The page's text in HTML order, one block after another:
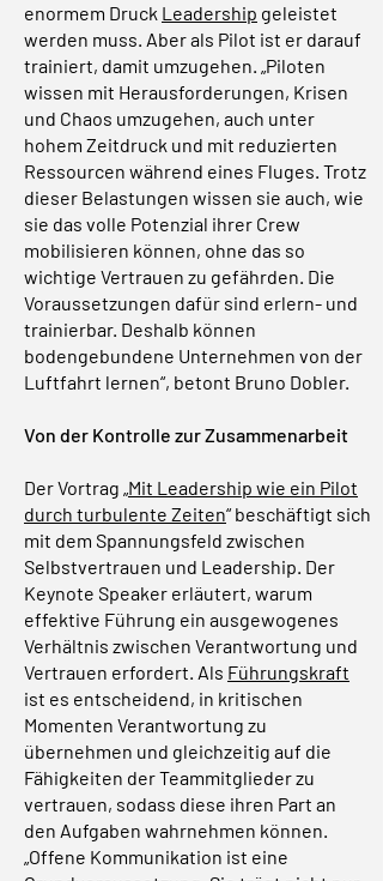
enormem Druck Leadership geleistet
werden muss. Aber als Pilot ist er darauf
trainiert, damit umzugehen. „Piloten
wissen mit Herausforderungen, Krisen
und Chaos umzugehen, auch unter
hohem Zeitdruck und mit reduzierten
Ressourcen während eines Fluges. Trotz
dieser Belastungen wissen sie auch, wie
sie das volle Potenzial ihrer Crew
mobilisieren können, ohne das so
wichtige Vertrauen zu gefährden. Die
Voraussetzungen dafür sind erlern- und
trainierbar. Deshalb können
bodengebundene Unternehmen von der
Luftfahrt lernen“, betont Bruno Dobler.
Von der Kontrolle zur Zusammenarbeit
Der Vortrag „Mit Leadership wie ein Pilot
durch turbulente Zeiten“ beschäftigt sich
mit dem Spannungsfeld zwischen
Selbstvertrauen und Leadership. Der
Keynote Speaker erläutert, warum
effektive Führung ein ausgewogenes
Verhältnis zwischen Verantwortung und
Vertrauen erfordert. Als Führungskraft
ist es entscheidend, in kritischen
Momenten Verantwortung zu
übernehmen und gleichzeitig auf die
Fähigkeiten der Teammitglieder zu
vertrauen, sodass diese ihren Part an
den Aufgaben wahrnehmen können.
„Offene Kommunikation ist eine